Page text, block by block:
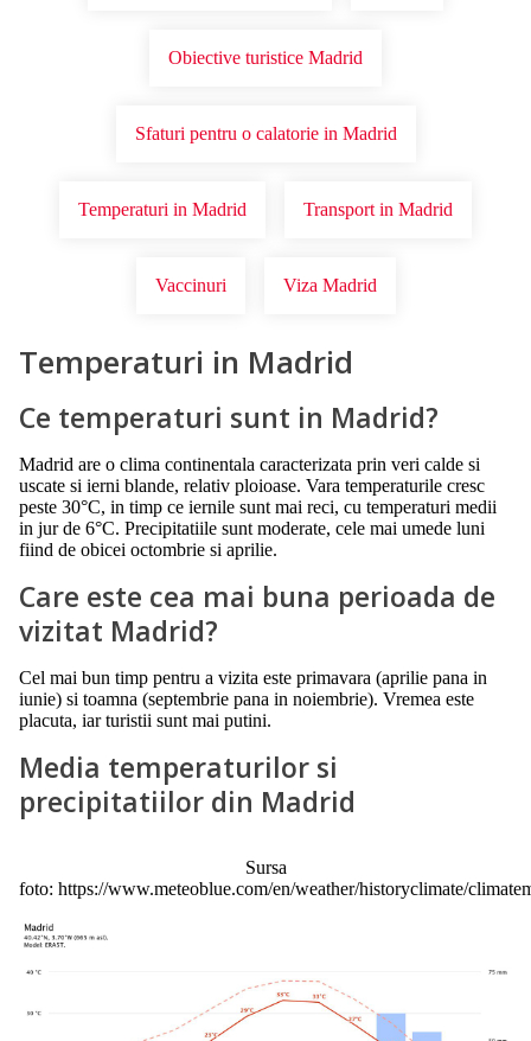
Obiective turistice Madrid
Sfaturi pentru o calatorie in Madrid
Temperaturi in Madrid Transport in Madrid
Vaccinuri Viza Madrid
Temperaturi in Madrid
Ce temperaturi sunt in Madrid?
Madrid are o clima continentala caracterizata prin veri calde si
uscate si ierni blande, relativ ploioase. Vara temperaturile cresc
peste 30°C, in timp ce iernile sunt mai reci, cu temperaturi medii
in jur de 6°C. Precipitatiile sunt moderate, cele mai umede luni
fiind de obicei octombrie si aprilie.
Care este cea mai buna perioada de
vizitat Madrid?
Cel mai bun timp pentru a vizita este primavara (aprilie pana in
iunie) si toamna (septembrie pana in noiembrie). Vremea este
placuta, iar turistii sunt mai putini.
Media temperaturilor si
precipitatiilor din Madrid
Sursa
foto: https://www.meteoblue.com/en/weather/historyclimate/